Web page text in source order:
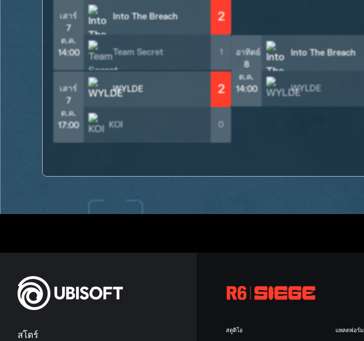
เสาร์
7
ต.ค.
14:00
Into The Breach 2
Team Secret 1
เสาร์
7
ต.ค.
17:00
WYLDE 2
KOI 0
อาทิตย์
8
ต.ค.
14:00
Into The Breach
WYLDE
สโตร์
สตูดิโอ แพลตฟอร์ม